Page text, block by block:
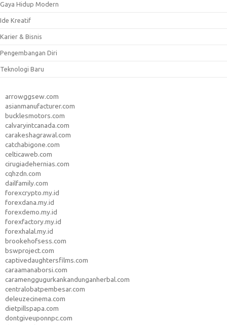
Gaya Hidup Modern
Ide Kreatif
Karier & Bisnis
Pengembangan Diri
Teknologi Baru
arrowggsew.com
asianmanufacturer.com
bucklesmotors.com
calvaryintcanada.com
carakeshagrawal.com
catchabigone.com
celticaweb.com
cirugiadehernias.com
cqhzdn.com
dailfamily.com
forexcrypto.my.id
forexdana.my.id
forexdemo.my.id
forexfactory.my.id
forexhalal.my.id
brookehofsess.com
bswproject.com
captivedaughtersfilms.com
caraamanaborsi.com
caramenggugurkankandunganherbal.com
centralobatpembesar.com
deleuzecinema.com
dietpillspapa.com
dontgiveuponnpc.com